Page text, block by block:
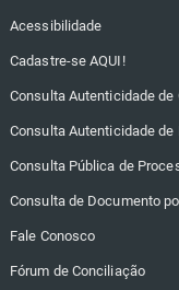
Acessibilidade
Cadastre-se AQUI!
Consulta Autenticidade de
Consulta Autenticidade de
Consulta Pública de
Consulta de Documento
Fale Conosco
Fórum de Conciliação